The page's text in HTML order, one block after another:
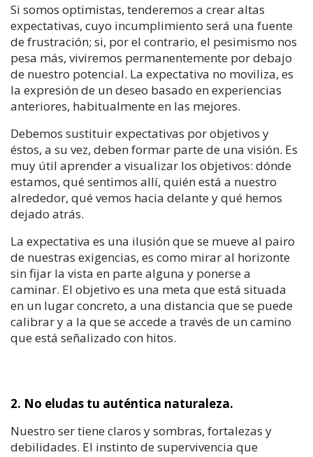
Si somos optimistas, tenderemos a crear altas
expectativas, cuyo incumplimiento será una fuente
de frustración; si, por el contrario, el pesimismo nos
pesa más, viviremos permanentemente por debajo
de nuestro potencial. La expectativa no moviliza, es
la expresión de un deseo basado en experiencias
anteriores, habitualmente en las mejores.
Debemos sustituir expectativas por objetivos y
éstos, a su vez, deben formar parte de una visión. Es
muy útil aprender a visualizar los objetivos: dónde
estamos, qué sentimos allí, quién está a nuestro
alrededor, qué vemos hacia delante y qué hemos
dejado atrás.
La expectativa es una ilusión que se mueve al pairo
de nuestras exigencias, es como mirar al horizonte
sin fijar la vista en parte alguna y ponerse a
caminar. El objetivo es una meta que está situada
en un lugar concreto, a una distancia que se puede
calibrar y a la que se accede a través de un camino
que está señalizado con hitos.
2. No eludas tu auténtica naturaleza.
Nuestro ser tiene claros y sombras, fortalezas y
debilidades. El instinto de supervivencia que